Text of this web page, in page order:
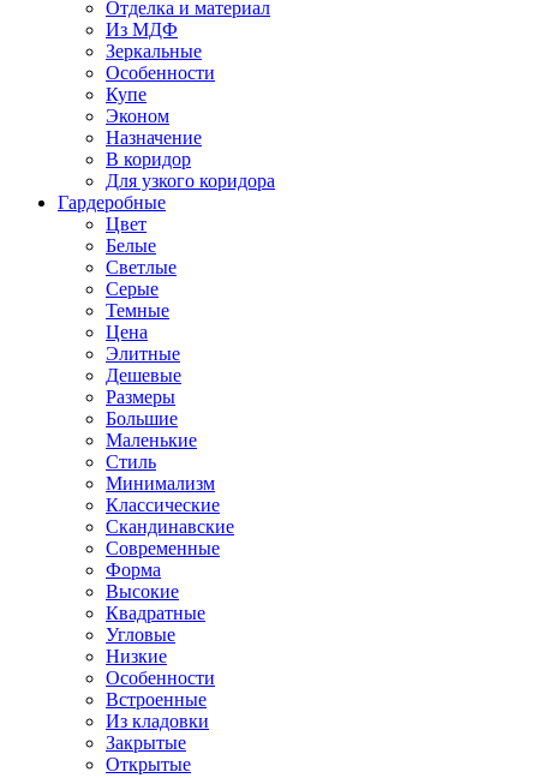
Отделка и материал
Из МДФ
Зеркальные
Особенности
Купе
Эконом
Назначение
В коридор
Для узкого коридора
Гардеробные
Цвет
Белые
Светлые
Серые
Темные
Цена
Элитные
Дешевые
Размеры
Большие
Маленькие
Стиль
Минимализм
Классические
Скандинавские
Современные
Форма
Высокие
Квадратные
Угловые
Низкие
Особенности
Встроенные
Из кладовки
Закрытые
Открытые